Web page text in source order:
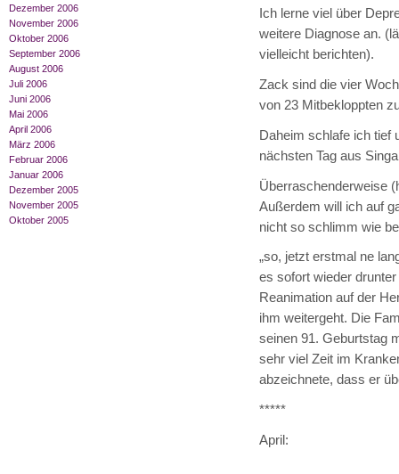
Dezember 2006
November 2006
Oktober 2006
September 2006
August 2006
Juli 2006
Juni 2006
Mai 2006
April 2006
März 2006
Februar 2006
Januar 2006
Dezember 2005
November 2005
Oktober 2005
Ich lerne viel über
weitere Diagnose an.
vielleicht berichten).
Zack sind die vier
von 23 Mitbekloppten
Daheim schlafe ich tief
nächsten Tag aus
Überraschenderweise
Außerdem will ich auf
nicht so schlimm wie
„so, jetzt erstmal ne
es sofort wieder
Reanimation auf der
ihm weitergeht. Die
seinen 91. Geburtstag
sehr viel Zeit im
abzeichnete, dass er
*****
April: